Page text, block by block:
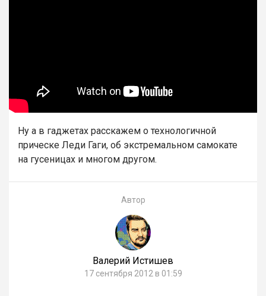
Ну а в гаджетах расскажем о технологичной
прическе Леди Гаги, об экстремальном самокате
на гусеницах и многом другом.
Автор
Валерий Истишев
17 сентября 2012 в 01:59